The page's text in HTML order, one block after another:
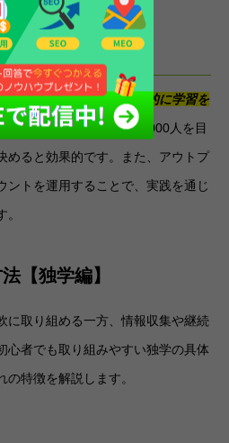
夫
的な目標を設定し、計画的に学習を
ば「3ヶ月でフォロワー1000人を目
めると効果的です。また、アウトプ
ントを運用することで、実践を通じ
【独学編】
に取り組める一方、情報収集や継続
心者でも取り組みやすい独学の具体
特徴を解説します。